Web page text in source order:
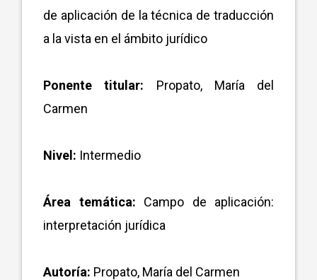
de aplicación de la técnica de traducción
a la vista en el ámbito jurídico
Ponente titular: Propato, María del
Carmen
Nivel: Intermedio
Área temática: Campo de aplicación:
interpretación jurídica
Autoría: Propato, María del Carmen